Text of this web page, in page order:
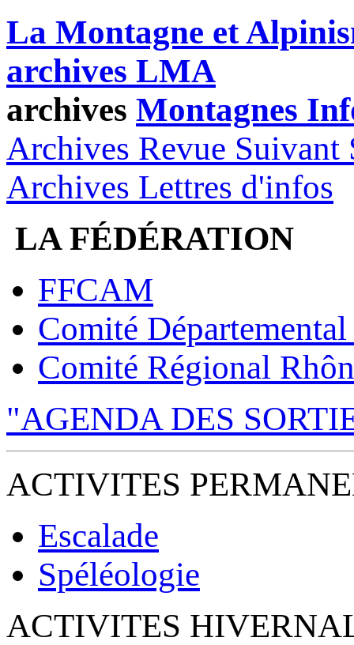
La Montagne et
archives LMA
archives Montagnes
Archives Revue Suivant
Archives Lettres d'infos
LA FÉDÉRATION
FFCAM
Comité
Comité Régional
"AGENDA DES
ACTIVITES
Escalade
Spéléologie
ACTIVITES